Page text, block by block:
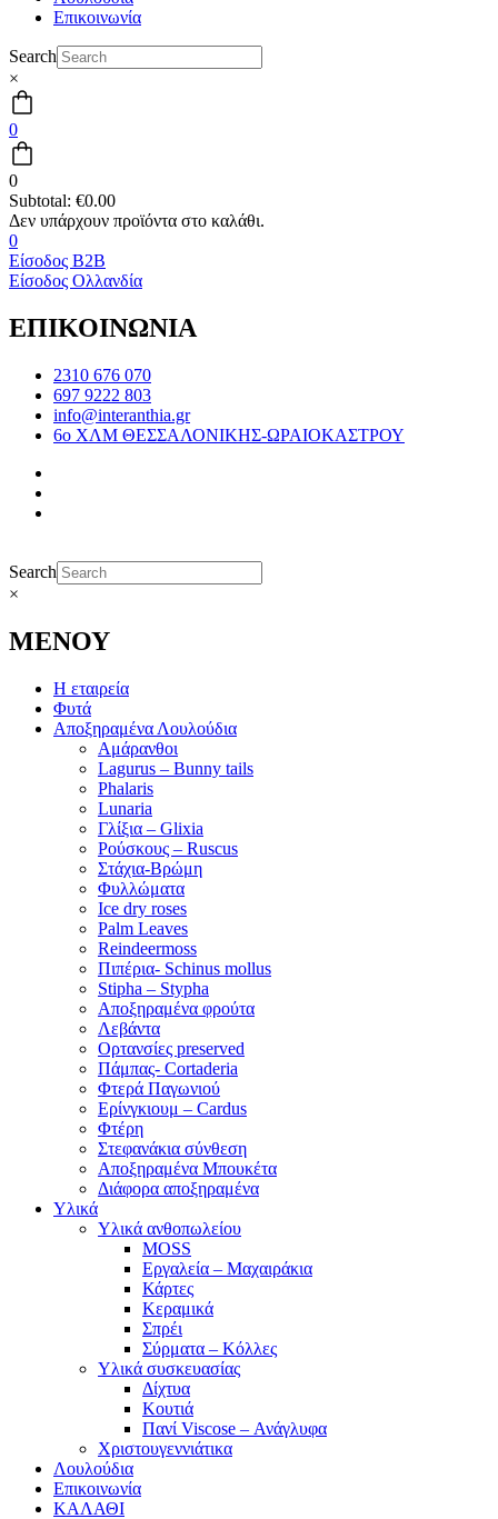
Επικοινωνία
Search
×
0
0
Subtotal: €0.00
0
Είσοδος B2B
Είσοδος Ολλανδία
ΕΠΙΚΟΙΝΩΝΙΑ
2310 676 070
697 9222 803
info@interanthia.gr
6ο ΧΛΜ ΘΕΣΣΑΛΟΝΙΚΗΣ-ΩΡΑΙΟΚΑΣΤΡΟΥ
Search
×
ΜΕΝΟΥ
Η εταιρεία
Φυτά
Αποξηραμένα Λουλούδια
Αμάρανθοι
Lagurus – Bunny tails
Phalaris
Lunaria
Γλίξια – Glixia
Ρούσκους – Ruscus
Στάχια-Βρώμη
Φυλλώματα
Ice dry roses
Palm Leaves
Reindeermoss
Πιπέρια- Schinus mollus
Stipha – Stypha
Αποξηραμένα φρούτα
Λεβάντα
Ορτανσίες preserved
Πάμπας- Cortaderia
Φτερά Παγωνιού
Ερίνγκιουμ – Cardus
Φτέρη
Στεφανάκια σύνθεση
Αποξηραμένα Μπουκέτα
Διάφορα αποξηραμένα
Υλικά
Υλικά ανθοπωλείου
MOSS
Εργαλεία – Μαχαιράκια
Κάρτες
Κεραμικά
Σπρέι
Σύρματα – Κόλλες
Υλικά συσκευασίας
Δίχτυα
Κουτιά
Πανί Viscose – Ανάγλυφα
Χριστουγεννιάτικα
Λουλούδια
Επικοινωνία
ΚΑΛΑΘΙ